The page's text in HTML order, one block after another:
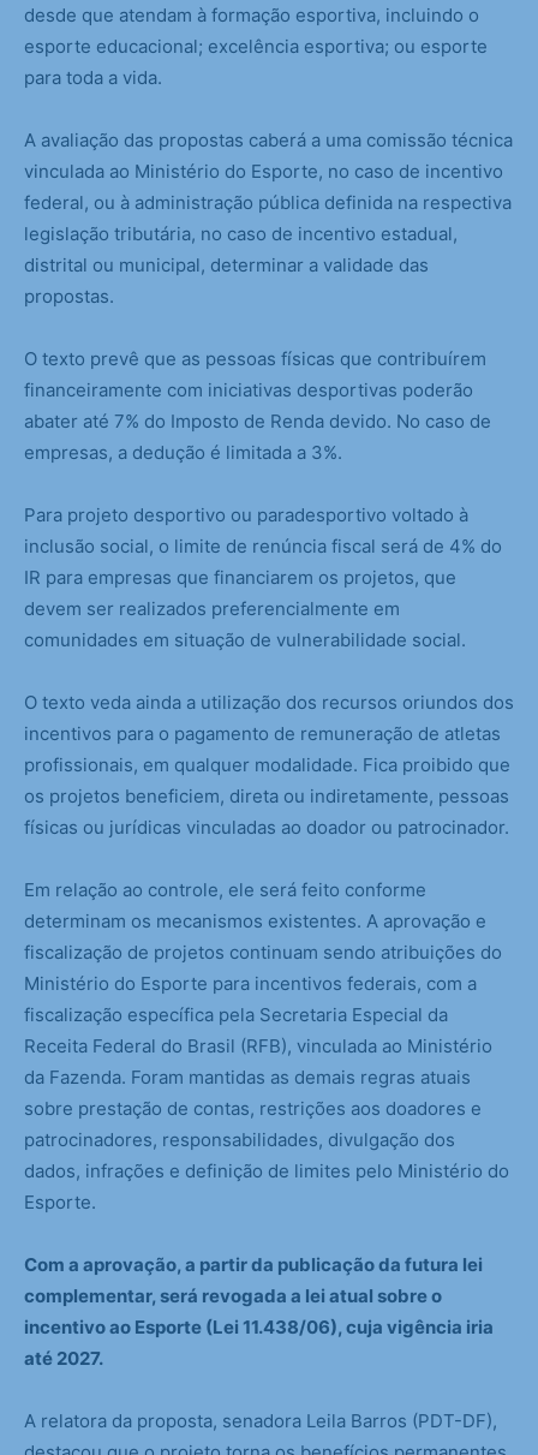
desde que atendam à formação esportiva, incluindo o
esporte educacional; excelência esportiva; ou esporte
para toda a vida.
A avaliação das propostas caberá a uma comissão técnica
vinculada ao Ministério do Esporte, no caso de incentivo
federal, ou à administração pública definida na respectiva
legislação tributária, no caso de incentivo estadual,
distrital ou municipal, determinar a validade das
propostas.
O texto prevê que as pessoas físicas que contribuírem
financeiramente com iniciativas desportivas poderão
abater até 7% do Imposto de Renda devido. No caso de
empresas, a dedução é limitada a 3%.
Para projeto desportivo ou paradesportivo voltado à
inclusão social, o limite de renúncia fiscal será de 4% do
IR para empresas que financiarem os projetos, que
devem ser realizados preferencialmente em
comunidades em situação de vulnerabilidade social.
O texto veda ainda a utilização dos recursos oriundos dos
incentivos para o pagamento de remuneração de atletas
profissionais, em qualquer modalidade. Fica proibido que
os projetos beneficiem, direta ou indiretamente, pessoas
físicas ou jurídicas vinculadas ao doador ou patrocinador.
Em relação ao controle, ele será feito conforme
determinam os mecanismos existentes. A aprovação e
fiscalização de projetos continuam sendo atribuições do
Ministério do Esporte para incentivos federais, com a
fiscalização específica pela Secretaria Especial da
Receita Federal do Brasil (RFB), vinculada ao Ministério
da Fazenda. Foram mantidas as demais regras atuais
sobre prestação de contas, restrições aos doadores e
patrocinadores, responsabilidades, divulgação dos
dados, infrações e definição de limites pelo Ministério do
Esporte.
Com a aprovação, a partir da publicação da futura lei
complementar, será revogada a lei atual sobre o
incentivo ao Esporte (Lei 11.438/06), cuja vigência iria
até 2027.
A relatora da proposta, senadora Leila Barros (PDT-DF),